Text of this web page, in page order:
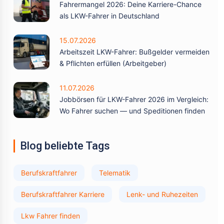
Fahrermangel 2026: Deine Karriere-Chance
als LKW-Fahrer in Deutschland
15.07.2026
Arbeitszeit LKW-Fahrer: Bußgelder vermeiden
& Pflichten erfüllen (Arbeitgeber)
11.07.2026
Jobbörsen für LKW-Fahrer 2026 im Vergleich:
Wo Fahrer suchen — und Speditionen finden
Blog beliebte Tags
Berufskraftfahrer Telematik
Berufskraftfahrer Karriere Lenk- und Ruhezeiten
Lkw Fahrer finden